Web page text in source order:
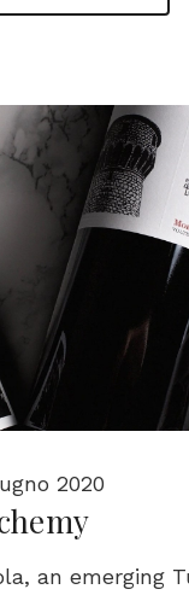
2020
an emerging